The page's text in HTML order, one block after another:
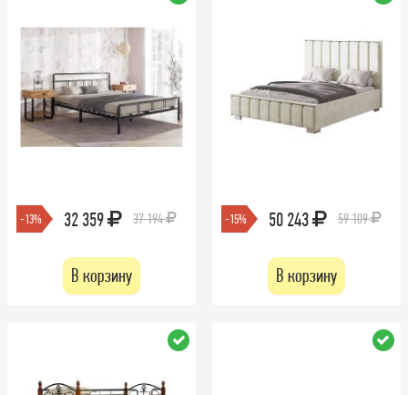
-13% 32 359 37 194
В корзину
-15% 50 243 59 109
В корзину